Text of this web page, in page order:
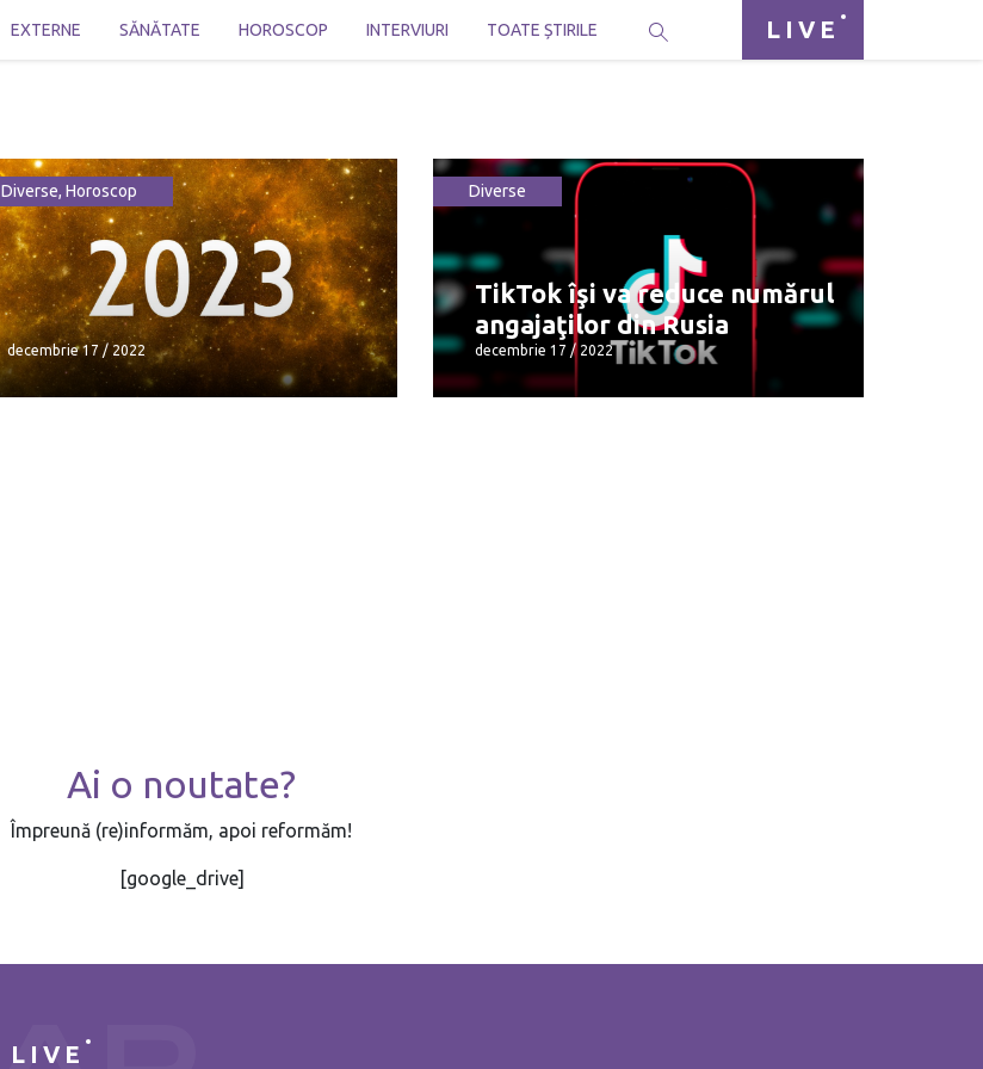
EXTERNE SĂNĂTATE HOROSCOP INTERVIURI TOATE ȘTIRILE LIVE
Diverse,Horoscop
decembrie 17 / 2022
Diverse
TikTok îşi va reduce numărul
angajaţilor din Rusia
decembrie 17 / 2022
Ai o noutate?
Împreună (re)informăm, apoi reformăm!
[google_drive]
LIVE